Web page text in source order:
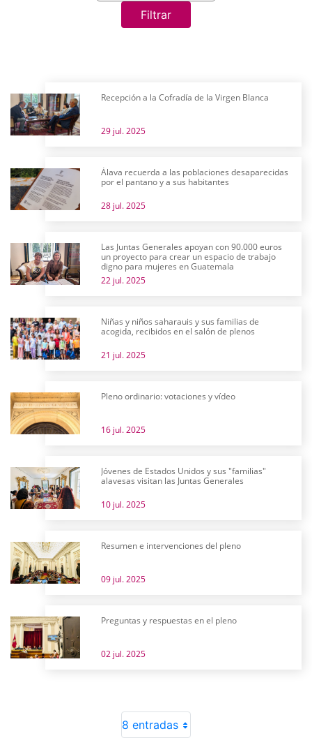
Filtrar
Recepción a la Cofradía de la Virgen Blanca
29 jul. 2025
Álava recuerda a las poblaciones desaparecidas
por el pantano y a sus habitantes
28 jul. 2025
Las Juntas Generales apoyan con 90.000 euros
un proyecto para crear un espacio de trabajo
digno para mujeres en Guatemala
22 jul. 2025
Niñas y niños saharauis y sus familias de
acogida, recibidos en el salón de plenos
21 jul. 2025
Pleno ordinario: votaciones y vídeo
16 jul. 2025
Jóvenes de Estados Unidos y sus "familias"
alavesas visitan las Juntas Generales
10 jul. 2025
Resumen e intervenciones del pleno
09 jul. 2025
Preguntas y respuestas en el pleno
02 jul. 2025
8 entradas